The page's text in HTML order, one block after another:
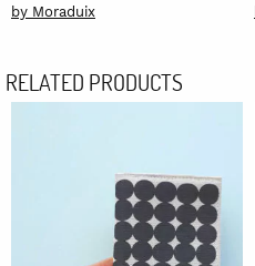
by Moraduix
RELATED PRODUCTS